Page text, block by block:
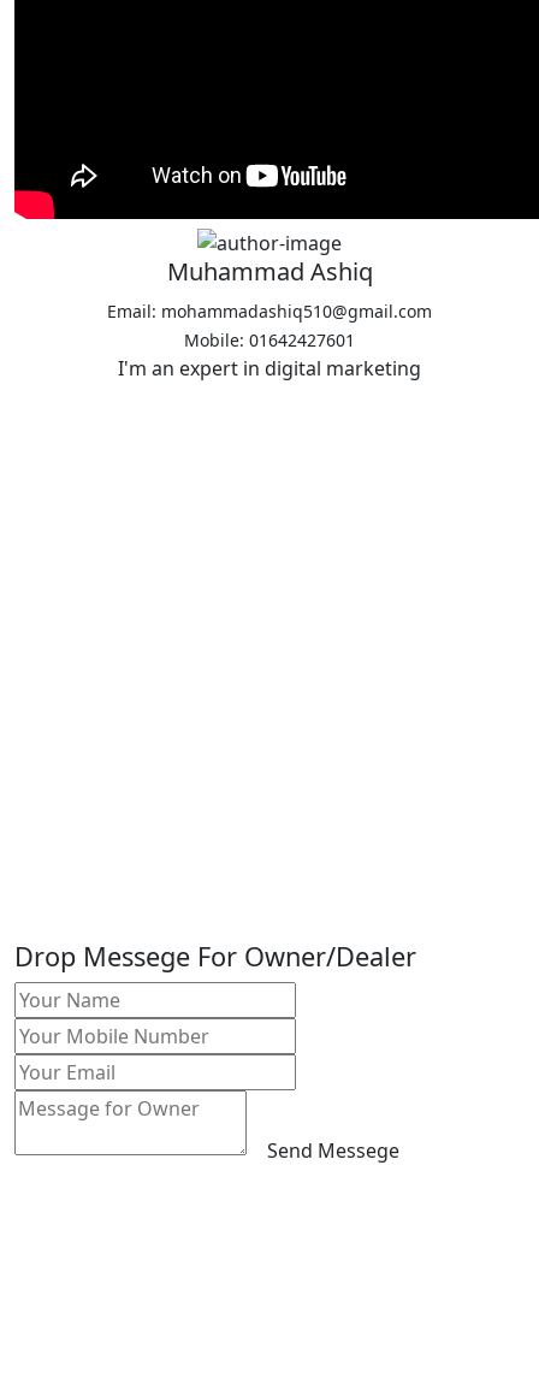
Muhammad Ashiq
Email: mohammadashiq510@gmail.com
Mobile: 01642427601
I'm an expert in digital marketing
Drop Messege For Owner/Dealer
Send Messege